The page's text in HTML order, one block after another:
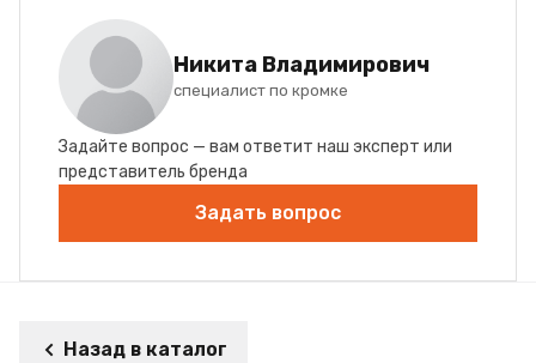
Никита Владимирович
специалист по кромке
Задайте вопрос — вам ответит наш эксперт или
представитель бренда
Задать вопрос
Назад в каталог